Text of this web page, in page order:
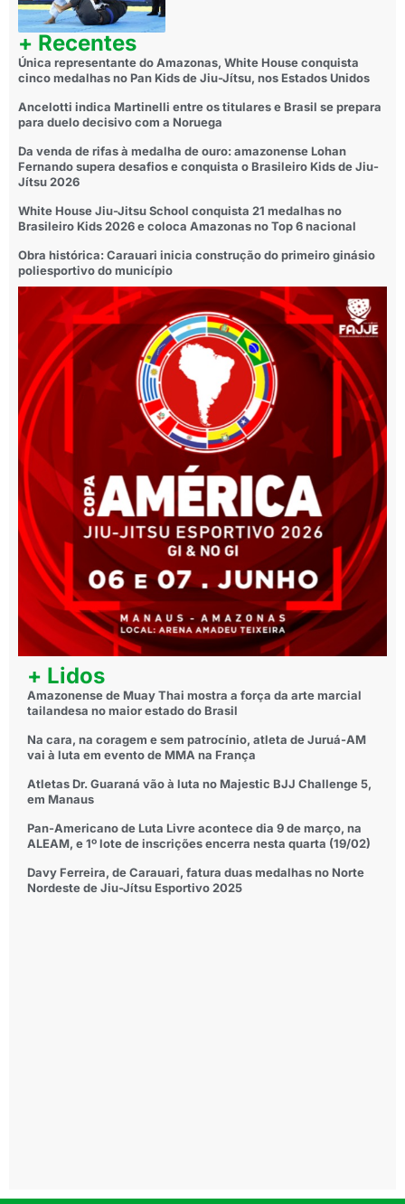
+ Recentes
Única representante do Amazonas, White House conquista
cinco medalhas no Pan Kids de Jiu-Jítsu, nos Estados Unidos
Ancelotti indica Martinelli entre os titulares e Brasil se prepara
para duelo decisivo com a Noruega
Da venda de rifas à medalha de ouro: amazonense Lohan
Fernando supera desafios e conquista o Brasileiro Kids de Jiu-
Jítsu 2026
White House Jiu-Jitsu School conquista 21 medalhas no
Brasileiro Kids 2026 e coloca Amazonas no Top 6 nacional
Obra histórica: Carauari inicia construção do primeiro ginásio
poliesportivo do município
+ Lidos
Amazonense de Muay Thai mostra a força da arte marcial
tailandesa no maior estado do Brasil
Na cara, na coragem e sem patrocínio, atleta de Juruá-AM
vai à luta em evento de MMA na França
Atletas Dr. Guaraná vão à luta no Majestic BJJ Challenge 5,
em Manaus
Pan-Americano de Luta Livre acontece dia 9 de março, na
ALEAM, e 1º lote de inscrições encerra nesta quarta (19/02)
Davy Ferreira, de Carauari, fatura duas medalhas no Norte
Nordeste de Jiu-Jítsu Esportivo 2025